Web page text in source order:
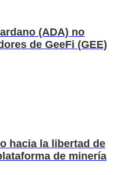
(ADA) no
de GeeFi (GEE)
hacia la libertad de
de minería